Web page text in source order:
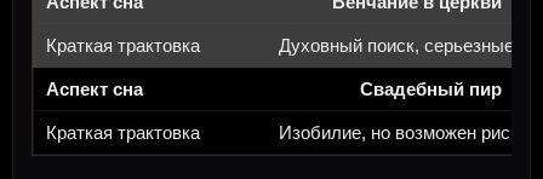
Духовный поиск, серьезные
Свадебный пир
Изобилие, но возможен риск